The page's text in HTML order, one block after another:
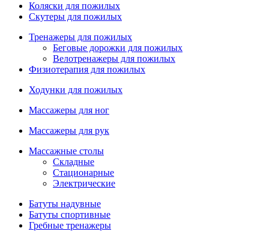
Коляски для пожилых
Скутеры для пожилых
Тренажеры для пожилых
Беговые дорожки для пожилых
Велотренажеры для пожилых
Физиотерапия для пожилых
Ходунки для пожилых
Массажеры для ног
Массажеры для рук
Массажные столы
Складные
Стационарные
Электрические
Батуты надувные
Батуты спортивные
Гребные тренажеры